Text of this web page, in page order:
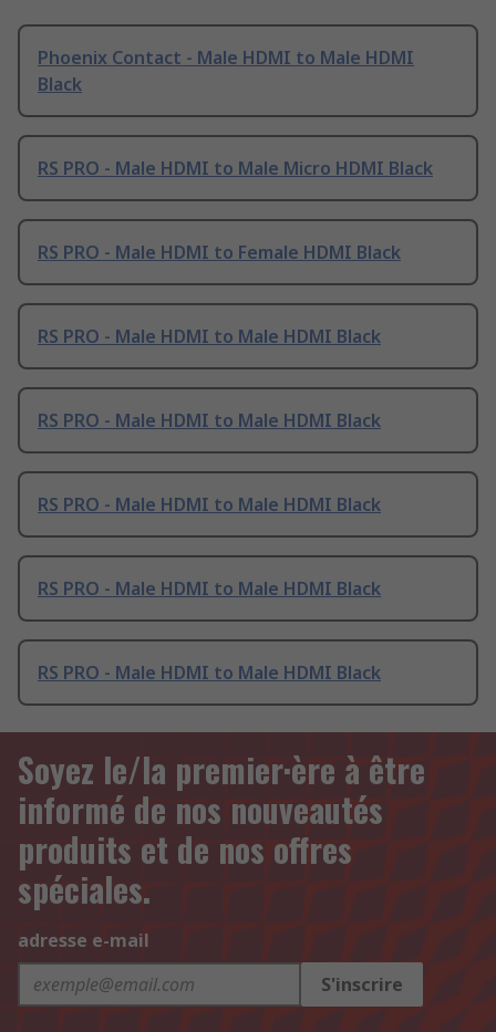
Phoenix Contact - Male HDMI to Male HDMI
Black
RS PRO - Male HDMI to Male Micro HDMI Black
RS PRO - Male HDMI to Female HDMI Black
RS PRO - Male HDMI to Male HDMI Black
RS PRO - Male HDMI to Male HDMI Black
RS PRO - Male HDMI to Male HDMI Black
RS PRO - Male HDMI to Male HDMI Black
RS PRO - Male HDMI to Male HDMI Black
Soyez le/la premier·ère à être
informé de nos nouveautés
produits et de nos offres
spéciales.
adresse e-mail
S'inscrire